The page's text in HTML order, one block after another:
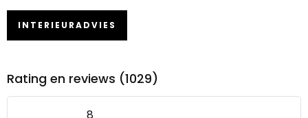
INTERIEURADVIES
Rating en reviews (1029)
8